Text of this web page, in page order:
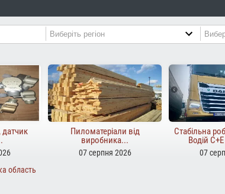
Пиломатеріали від
виробника...
07 серпня 2026
Стабільна
Водій
07
область